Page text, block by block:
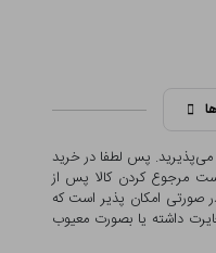
می‌پذیرید. پس لطفا در خرید
مرجوع کردن کالا پس از
صورتی امکان پذیر است که
داشته یا بصورت معيوب